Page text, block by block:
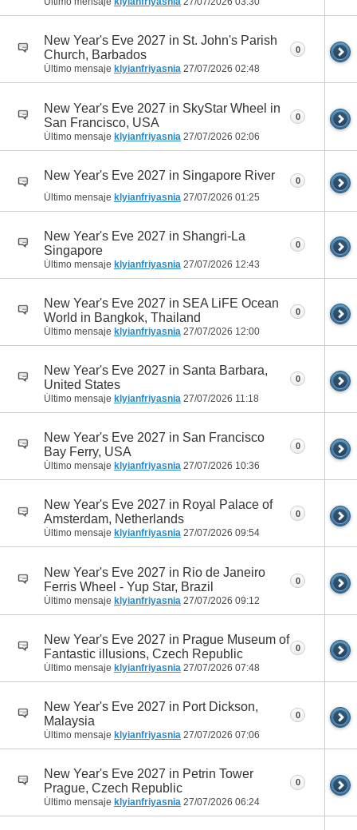
New Year's Eve 2027 in St. John's Parish
Church, Barbados
Último mensaje klyianfriyasnia 27/07/2026 02:48
0
New Year's Eve 2027 in SkyStar Wheel in
San Francisco, USA
Último mensaje klyianfriyasnia 27/07/2026 02:06
0
New Year's Eve 2027 in Singapore River
Último mensaje klyianfriyasnia 27/07/2026 01:25
0
New Year's Eve 2027 in Shangri-La
Singapore
Último mensaje klyianfriyasnia 27/07/2026 12:43
0
New Year's Eve 2027 in SEA LiFE Ocean
World in Bangkok, Thailand
Último mensaje klyianfriyasnia 27/07/2026 12:00
0
New Year's Eve 2027 in Santa Barbara,
United States
Último mensaje klyianfriyasnia 27/07/2026 11:18
0
New Year's Eve 2027 in San Francisco
Bay Ferry, USA
Último mensaje klyianfriyasnia 27/07/2026 10:36
0
New Year's Eve 2027 in Royal Palace of
Amsterdam, Netherlands
Último mensaje klyianfriyasnia 27/07/2026 09:54
0
New Year's Eve 2027 in Rio de Janeiro
Ferris Wheel - Yup Star, Brazil
Último mensaje klyianfriyasnia 27/07/2026 09:12
0
New Year's Eve 2027 in Prague Museum of
Fantastic illusions, Czech Republic
Último mensaje klyianfriyasnia 27/07/2026 07:48
0
New Year's Eve 2027 in Port Dickson,
Malaysia
Último mensaje klyianfriyasnia 27/07/2026 07:06
0
New Year's Eve 2027 in Petrin Tower
Prague, Czech Republic
Último mensaje klyianfriyasnia 27/07/2026 06:24
0